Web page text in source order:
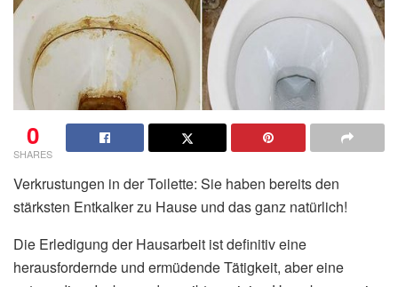
0
SHARES
Verkrustungen in der Toilette: Sie haben bereits den
stärksten Entkalker zu Hause und das ganz natürlich!
Die Erledigung der Hausarbeit ist definitiv eine
herausfordernde und ermüdende Tätigkeit, aber eine